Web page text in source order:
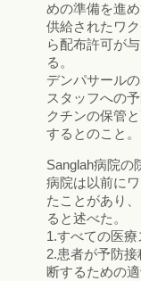
めの準備を進め
供給されたワ
ら配布許可が
る。
デンパサール
スタッフへの
クチンの保管
するとのこと。
Sanglah病院の
病院は以前に
たことがあり
ると述べた。
1.すべての医
2.患者が予防
断するための